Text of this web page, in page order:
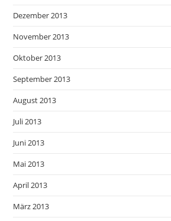
Dezember 2013
November 2013
Oktober 2013
September 2013
August 2013
Juli 2013
Juni 2013
Mai 2013
April 2013
März 2013